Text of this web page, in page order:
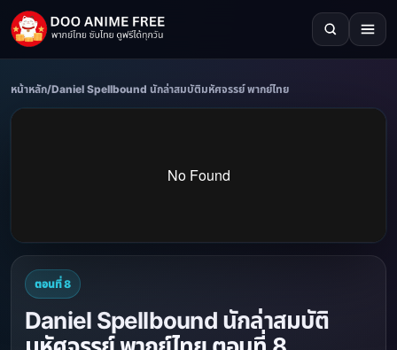
หน้าหลัก/Daniel Spellbound นักล่าสมบัติมหัศจรรย์ พากย์ไทย
ตอนที่ 8
Daniel Spellbound นักล่าสมบัติ